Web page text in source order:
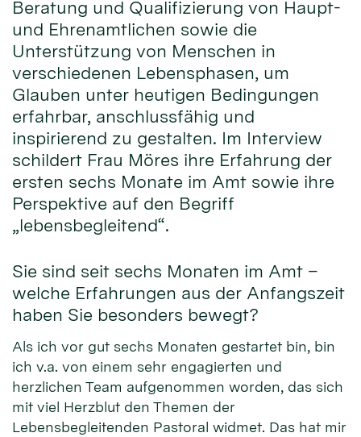
Beratung und Qualifizierung von Haupt-
und Ehrenamtlichen sowie die
Unterstützung von Menschen in
verschiedenen Lebensphasen, um
Glauben unter heutigen Bedingungen
erfahrbar, anschlussfähig und
inspirierend zu gestalten. Im Interview
schildert Frau Möres ihre Erfahrung der
ersten sechs Monate im Amt sowie ihre
Perspektive auf den Begriff
„lebensbegleitend“.
Sie sind seit sechs Monaten im Amt –
welche Erfahrungen aus der Anfangszeit
haben Sie besonders bewegt?
Als ich vor gut sechs Monaten gestartet bin, bin
ich v.a. von einem sehr engagierten und
herzlichen Team aufgenommen worden, das sich
mit viel Herzblut den Themen der
Lebensbegleitenden Pastoral widmet. Das hat mir